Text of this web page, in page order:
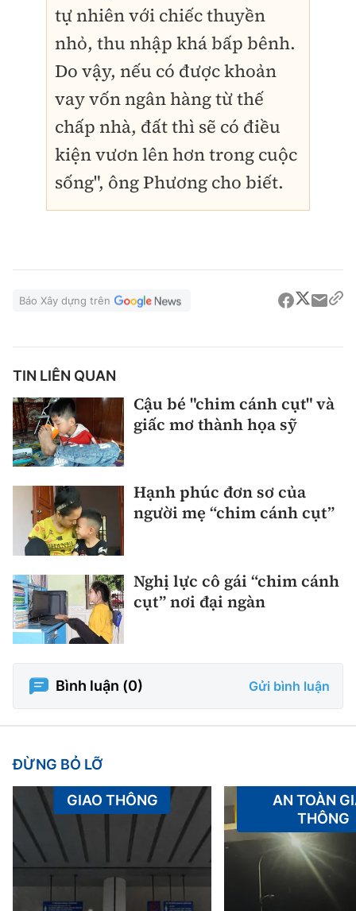
tự nhiên với chiếc thuyền
nhỏ, thu nhập khá bấp bênh.
Do vậy, nếu có được khoản
vay vốn ngân hàng từ thế
chấp nhà, đất thì sẽ có điều
kiện vươn lên hơn trong cuộc
sống", ông Phương cho biết.
Báo Xây dựng trên
TIN LIÊN QUAN
Cậu bé "chim cánh cụt" và
giấc mơ thành họa sỹ
Hạnh phúc đơn sơ của
người mẹ “chim cánh cụt”
Nghị lực cô gái “chim cánh
cụt” nơi đại ngàn
Bình luận (0) Gửi bình luận
ĐỪNG BỎ LỠ
GIAO THÔNG
AN TOÀN
THÔNG